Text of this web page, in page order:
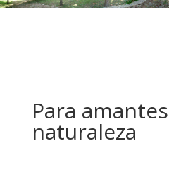
Para
naturaleza